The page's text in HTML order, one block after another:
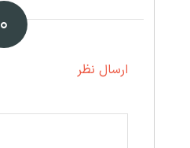
۰
ارسال نظر